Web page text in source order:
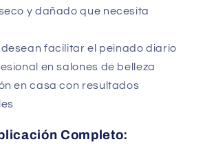
y dañado que necesita
desean facilitar el peinado diario
en salones de belleza
en casa con resultados
Completo: